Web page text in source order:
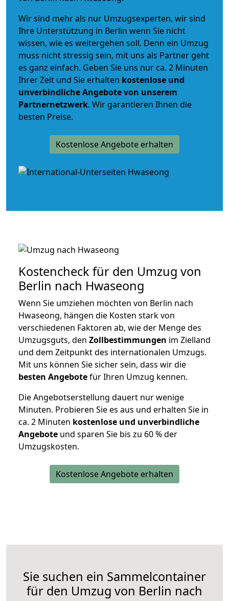
Wir sind mehr als nur Umzugsexperten, wir sind
Ihre Unterstützung in Berlin wenn Sie nicht
wissen, wie es weitergehen soll. Denn ein Umzug
muss nicht stressig sein, mit uns als Partner geht
es ganz einfach. Geben Sie uns nur ca. 2 Minuten
Ihrer Zeit und Sie erhalten kostenlose und
unverbindlicheAngebote von unserem
Partnernetzwerk. Wir garantieren Ihnen die
besten Preise.
Kostenlose Angebote erhalten
Kostencheck für den Umzug von
Berlin nach Hwaseong
Wenn Sie umziehen möchten von Berlin nach
Hwaseong, hängen die Kosten stark von
verschiedenen Faktoren ab, wie der Menge des
Umzugsguts, den Zollbestimmungen im Zielland
und dem Zeitpunkt des internationalen Umzugs.
Mit uns können Sie sicher sein, dass wir die
besten Angebotefür Ihren Umzug kennen.
Die Angebotserstellung dauert nur wenige
Minuten. Probieren Sie es aus und erhalten Sie in
ca. 2 Minuten kostenlose und unverbindliche
Angebote und sparen Sie bis zu 60 % der
Umzugskosten.
Kostenlose Angebote erhalten
Sie suchen ein Sammelcontainer
für den Umzug von Berlin nach